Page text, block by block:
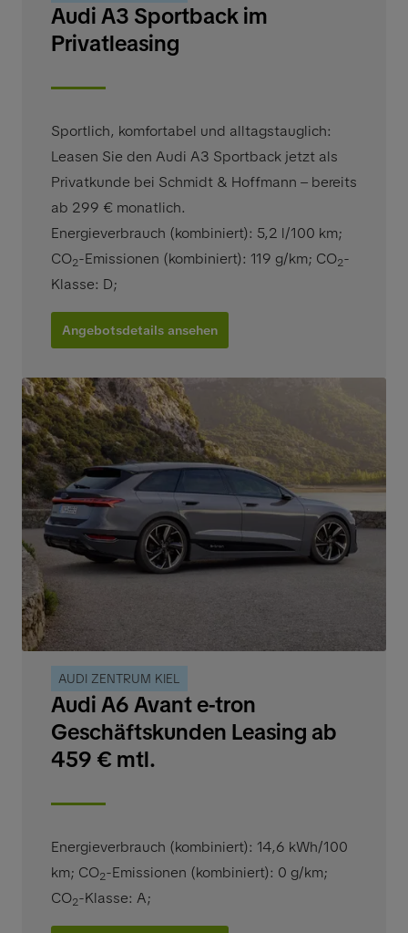
Audi A3 Sportback im
Privatleasing
Sportlich, komfortabel und alltagstauglich:
Leasen Sie den Audi A3 Sportback jetzt als
Privatkunde bei Schmidt & Hoffmann – bereits
ab 299 € monatlich.
Energieverbrauch (kombiniert): 5,2 l/100 km;
CO2-Emissionen (kombiniert): 119 g/km; CO2-
Klasse: D;
Angebotsdetails ansehen
AUDI ZENTRUM KIEL
Audi A6 Avant e-tron
Geschäftskunden Leasing ab
459 € mtl.
Energieverbrauch (kombiniert): 14,6 kWh/100
km; CO2-Emissionen (kombiniert): 0 g/km;
CO2-Klasse: A;